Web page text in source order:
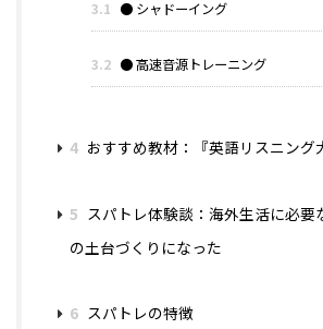
3.1 ● シャドーイング
3.2 ● 高速音源トレーニング
4 おすすめ教材：『英語リスニング
5 スパトレ体験談：海外生活に必要
の土台づくりになった
6 スパトレの特徴